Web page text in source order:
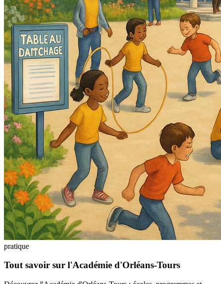
pratique
Tout savoir sur l'Académie d'Orléans-Tours